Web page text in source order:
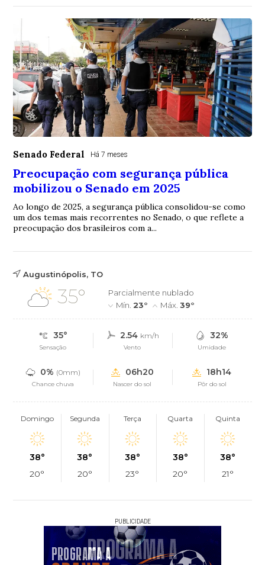
Senado Federal Há 7 meses
Preocupação com segurança pública
mobilizou o Senado em 2025
Ao longo de 2025, a segurança pública consolidou-se como
um dos temas mais recorrentes no Senado, o que reflete a
preocupação dos brasileiros com a...
Augustinópolis, TO
35°
Parcialmente nublado
Mín.23° Máx.39°
35°
Sensação
2.54 km/h
Vento
32%
Umidade
0% (0mm)
Chance chuva
06h20
Nascer do sol
18h14
Pôr do sol
Domingo
38°
20°
Segunda
38°
20°
Terça
38°
23°
Quarta
38°
20°
Quinta
38°
21°
PUBLICIDADE